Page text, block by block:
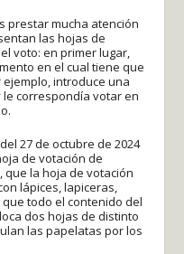
prestar mucha atención
las hojas de
voto: en primer lugar,
en el cual tiene que
introduce una
correspondía votar en
27 de octubre de 2024
de votación de
la hoja de votación
lápices, lapiceras,
todo el contenido del
dos hojas de distinto
las papelatas por los